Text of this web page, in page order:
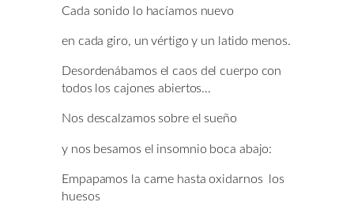
Cada sonido lo hacíamos nuevo
en cada giro, un vértigo y un latido menos.
Desordenábamos el caos del cuerpo con
todos los cajones abiertos…
Nos descalzamos sobre el sueño
y nos besamos el insomnio boca abajo:
Empapamos la carne hasta oxidarnos los
huesos